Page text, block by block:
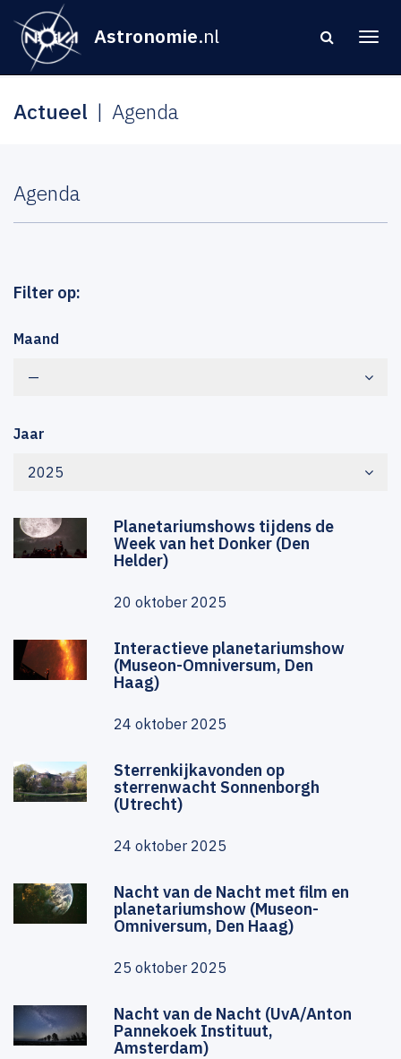
Astronomie.nl
Actueel Agenda
Agenda
Filter op:
Maand
—
Jaar
2025
Planetariumshows tijdens de
Week van het Donker (Den
Helder)
20 oktober 2025
Interactieve planetariumshow
(Museon-Omniversum, Den
Haag)
24 oktober 2025
Sterrenkijkavonden op
sterrenwacht Sonnenborgh
(Utrecht)
24 oktober 2025
Nacht van de Nacht met film en
planetariumshow (Museon-
Omniversum, Den Haag)
25 oktober 2025
Nacht van de Nacht (UvA/Anton
Pannekoek Instituut,
Amsterdam)